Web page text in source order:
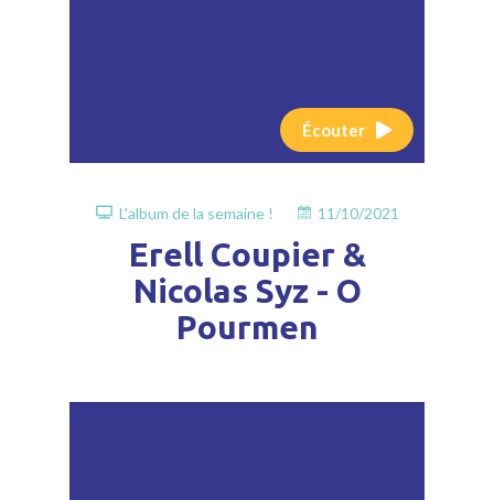
Écouter
L'album de la semaine ! 11/10/2021
Erell Coupier &
Nicolas Syz - O
Pourmen